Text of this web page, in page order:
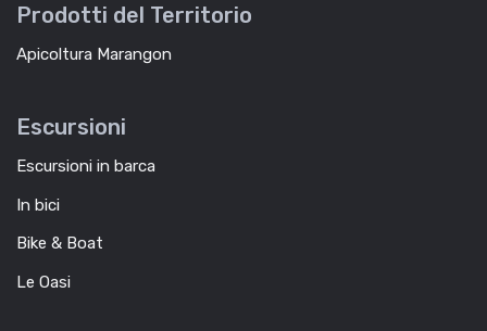
Prodotti del Territorio
Apicoltura Marangon
Escursioni
Escursioni in barca
In bici
Bike & Boat
Le Oasi